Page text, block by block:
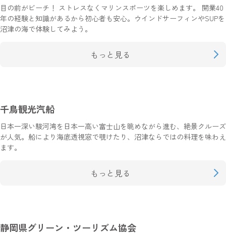
目の前がビーチ！ ストレスなくマリンスポーツを楽しめます。 開業40
年の経験と知識があるから初心者も安心。ウインドサーフィンやSUPを
沼津の海で体験してみよう。
もっと見る
千鳥観光汽船
日本一深い駿河湾を日本一高い富士山を眺めながら進む、絶景クルーズ
が人気。船により海底透視窓で覗けたり、沼津ならではの料理を味わえ
ます。
もっと見る
静岡県グリーン・ツーリズム協会